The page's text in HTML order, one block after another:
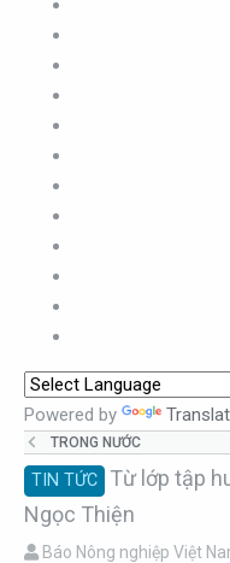
Powered by
TRONG NƯỚC
TIN TỨC
Từ lớp tập
Ngọc Thiện
T
Báo Nông nghiệp Việt